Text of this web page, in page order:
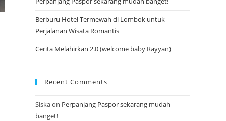
Berburu Hotel Termewah di Lombok untuk
Perjalanan Wisata Romantis
Cerita Melahirkan 2.0 (welcome baby Rayyan)
Recent Comments
Siskaon Perpanjang Paspor sekarang mudah
banget!